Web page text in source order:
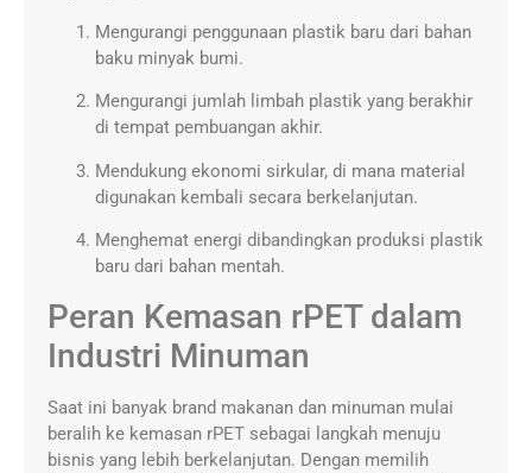
Mengurangi penggunaan plastik baru dari bahan
baku minyak bumi.
Mengurangi jumlah limbah plastik yang berakhir
di tempat pembuangan akhir.
Mendukung ekonomi sirkular, di mana material
digunakan kembali secara berkelanjutan.
Menghemat energi dibandingkan produksi plastik
baru dari bahan mentah.
Peran Kemasan rPET dalam
Industri Minuman
Saat ini banyak brand makanan dan minuman mulai
beralih ke kemasan rPET sebagai langkah menuju
bisnis yang lebih berkelanjutan. Dengan memilih